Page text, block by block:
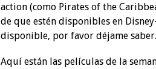
action (como Pirates of the
de que estén disponibles en
disponible, por favor déjame saber.
Aquí están las películas de la